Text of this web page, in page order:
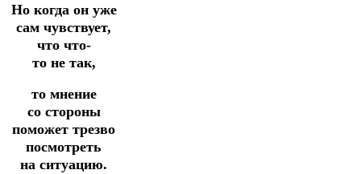
Но когда он уже
сам чувствует,
что что-
то не так,
то мнение
со стороны
поможет трезво
посмотреть
на ситуацию.